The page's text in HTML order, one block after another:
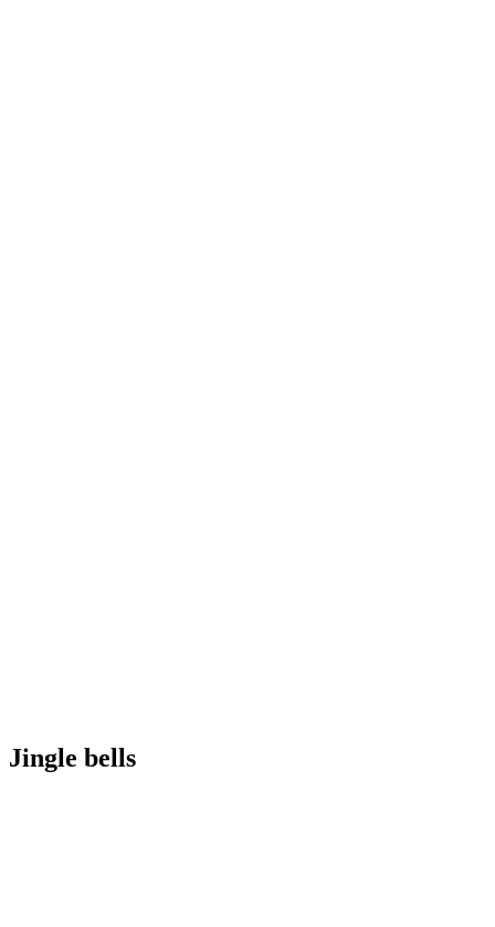
Jingle bells